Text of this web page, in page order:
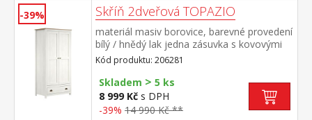
-39% Skříň 2dveřová TOPAZIO
materiál masiv borovice, barevné provedení
bílý / hnědý lak jedna zásuvka s kovovými
úchytkami a pojezdy jedna police a kovová
šatní tyč vhodný doplněk nástavec
TOPAZIO 206951
Kód produktu: 206281
Skladem > 5 ks
8 999 Kč s DPH
-39% 14 990 Kč **